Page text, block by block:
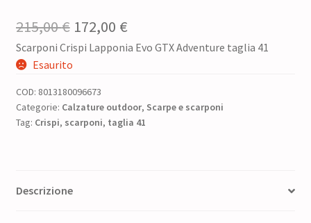
215,00€ Il
prezzo
era:
215,00 €.
172,00 €Il
prezzo
è:
172,00 €.
Scarponi Crispi Lapponia Evo GTX Adventure taglia 41
Esaurito
COD: 8013180096673
Categorie: Calzature outdoor, Scarpe e scarponi
Tag: Crispi, scarponi, taglia 41
Descrizione